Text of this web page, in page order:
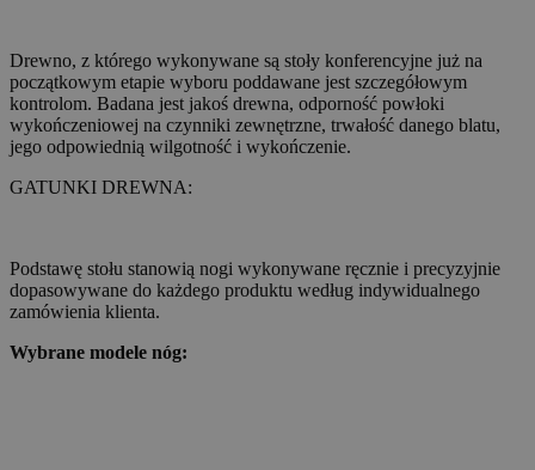
Drewno, z którego wykonywane są stoły konferencyjne już na
początkowym etapie wyboru poddawane jest szczegółowym
kontrolom. Badana jest jakoś drewna, odporność powłoki
wykończeniowej na czynniki zewnętrzne, trwałość danego blatu,
jego odpowiednią wilgotność i wykończenie.
GATUNKI DREWNA:
Podstawę stołu stanowią nogi wykonywane ręcznie i precyzyjnie
dopasowywane do każdego produktu według indywidualnego
zamówienia klienta.
Wybrane modele nóg: